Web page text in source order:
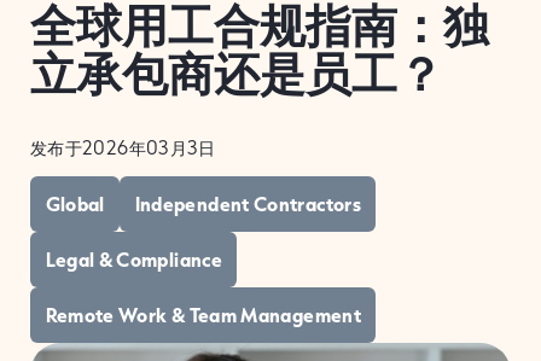
全球用工合规指南：独
立承包商还是员工？
发布于2026年03月3日
Global Independent Contractors
Legal & Compliance
Remote Work & Team Management